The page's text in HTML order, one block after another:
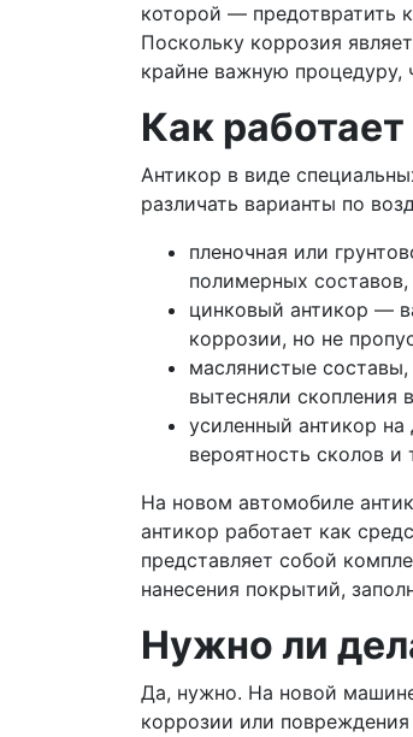
которой — предотвратить
Поскольку коррозия
крайне важную процедуру,
Как
Антикор в виде
различать варианты по
пленочная или
полимерных составов,
цинковый антикор —
коррозии, но не
маслянистые
вытесняли скопления
усиленный антикор
вероятность сколов
На новом автомобиле
антикор работает как
представляет собой
нанесения покрытий,
Нужно ли
Да, нужно. На новой
коррозии или